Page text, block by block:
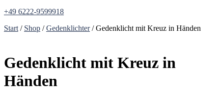
+49 6222-9599918
Start / Shop /Gedenklichter/ Gedenklicht mit Kreuz in Händen
Gedenklicht mit Kreuz in
Händen